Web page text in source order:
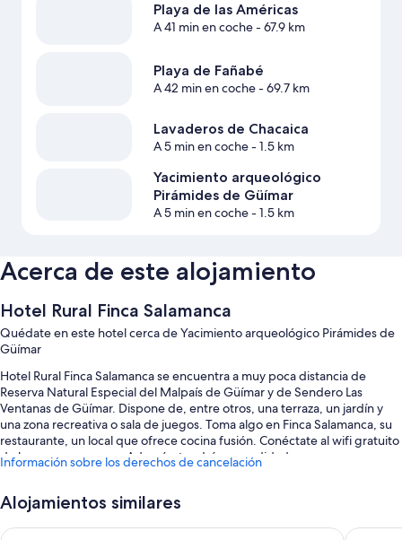
Playa de las Américas
A 41 min en coche- 67.9 km
Playa de Fañabé
A 42 min en coche- 69.7 km
Lavaderos de Chacaica
A 5 min en coche- 1.5 km
Yacimiento arqueológico
Pirámides de Güímar
A 5 min en coche- 1.5 km
Acerca de este alojamiento
Hotel Rural Finca Salamanca
Quédate en este hotel cerca de Yacimiento arqueológico Pirámides de
Güímar
Hotel Rural Finca Salamanca se encuentra a muy poca distancia de
Reserva Natural Especial del Malpaís de Güímar y de Sendero Las
Ventanas de Güímar. Dispone de, entre otros, una terraza, un jardín y
una zona recreativa o sala de juegos. Toma algo en Finca Salamanca, su
restaurante, un local que ofrece cocina fusión. Conéctate al wifi gratuito
de las zonas comunes. Además, tendrás comodidades como una
También hay otros servicios, como:
Una piscina al aire libre con tumbonas y sombrillas
Información sobre los derechos de cancelación
Alojamientos similares
Boutique Eco-Hotel Costa Mágica La